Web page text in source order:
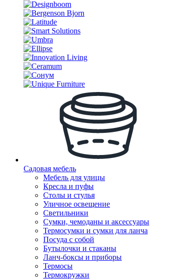
Садовая мебель
Мебель для улицы
Кресла и пуфы
Столы и стулья
Уличное освещение
Светильники
Сумки, чемоданы и аксессуары
Термосумки и сумки для ланча
Посуда с собой
Бутылочки и стаканы
Ланч-боксы и приборы
Термосы
Термокружки